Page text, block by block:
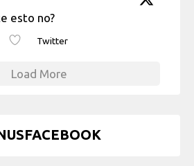
esto no?
Twitter
Load More